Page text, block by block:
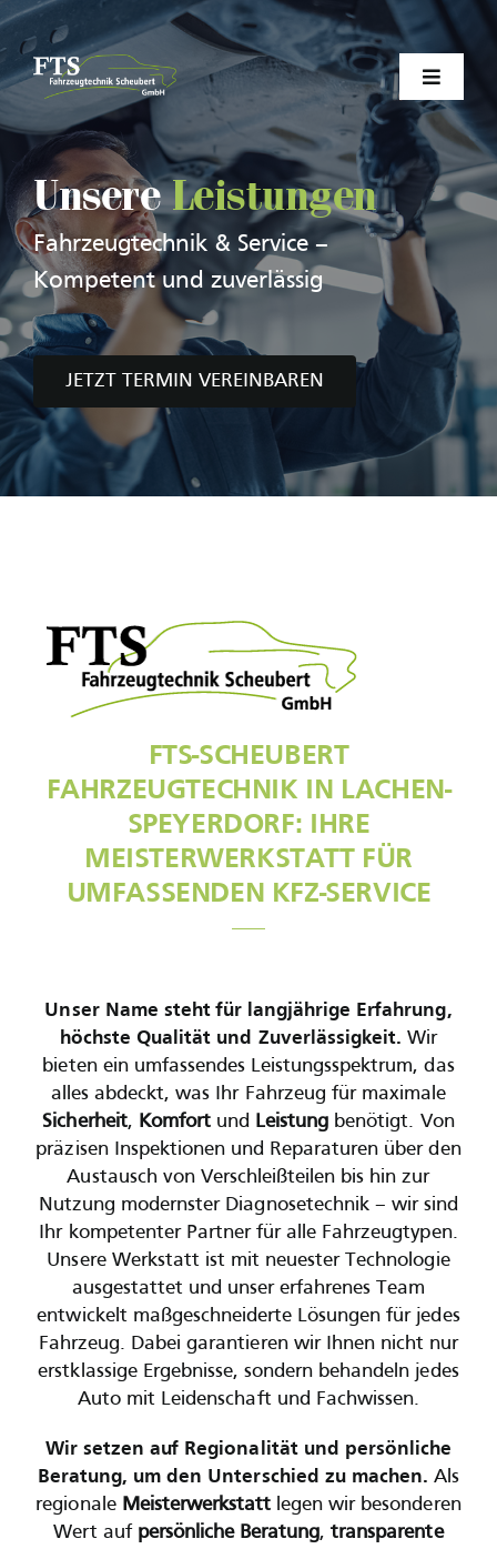
Zum
Inhalt
springen
Toggle
HOME
LEISTUNGEN
REISEMOBILE
KONTAKT
UnsereLeistungen
Fahrzeugtechnik & Service –
Kompetent und zuverlässig
JETZT TERMIN VEREINBAREN
FTS-SCHEUBERT
FAHRZEUGTECHNIK IN LACHEN-
SPEYERDORF: IHRE
MEISTERWERKSTATT FÜR
UMFASSENDEN KFZ-SERVICE
Unser Name steht für langjährige Erfahrung,
höchste Qualität und Zuverlässigkeit. Wir
bieten ein umfassendes Leistungsspektrum, das
alles abdeckt, was Ihr Fahrzeug für maximale
Sicherheit, Komfortund Leistung benötigt. Von
präzisen Inspektionen und Reparaturen über den
Austausch von Verschleißteilen bis hin zur
Nutzung modernster Diagnosetechnik – wir sind
Ihr kompetenter Partner für alle Fahrzeugtypen.
Unsere Werkstatt ist mit neuester Technologie
ausgestattet und unser erfahrenes Team
entwickelt maßgeschneiderte Lösungen für jedes
Fahrzeug. Dabei garantieren wir Ihnen nicht nur
erstklassige Ergebnisse, sondern behandeln jedes
Auto mit Leidenschaft und Fachwissen.
Wir setzen auf Regionalität und persönliche
Beratung, um den Unterschied zu machen. Als
regionale Meisterwerkstatt legen wir besonderen
Wert auf persönliche Beratung,transparente